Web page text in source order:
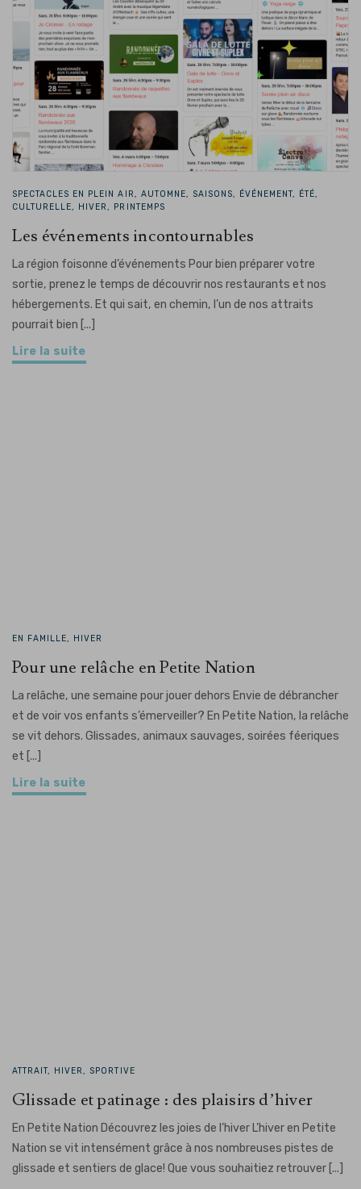
SPECTACLES EN PLEIN AIR, AUTOMNE, SAISONS, ÉVÉNEMENT, ÉTÉ,
CULTURELLE, HIVER, PRINTEMPS
Les événements incontournables
La région foisonne d’événements Pour bien préparer votre
sortie, prenez le temps de découvrir nos restaurants et nos
hébergements. Et qui sait, en chemin, l’un de nos attraits
pourrait bien [...]
Lire la suite
EN FAMILLE, HIVER
Pour une relâche en Petite Nation
La relâche, une semaine pour jouer dehors Envie de débrancher
et de voir vos enfants s’émerveiller? En Petite Nation, la relâche
se vit dehors. Glissades, animaux sauvages, soirées féeriques
et [...]
Lire la suite
ATTRAIT, HIVER, SPORTIVE
Glissade et patinage : des plaisirs d’hiver
En Petite Nation Découvrez les joies de l’hiver L’hiver en Petite
Nation se vit intensément grâce à nos nombreuses pistes de
glissade et sentiers de glace! Que vous souhaitiez retrouver [...]